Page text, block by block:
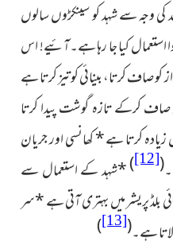
کی وجہ سے شہد کو سینکڑوں سالوں
کیا جا رہا ہے۔آئیے! اس
کو صاف کرتا، بینائی کو تیز کرتا ہے
صاف کرکے تازہ گوشت پیدا کرتا
کرتا ہے*کھانسی اور جریان
(
[12]
)
*شہد کے استعمال سے
بلڈ پریشر میں بہتری آتی ہے*سر
ہے۔(
[13]
)